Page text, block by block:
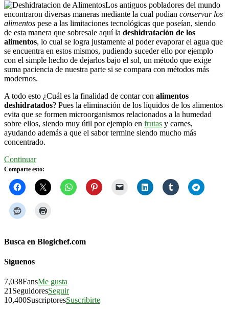
Los antiguos pobladores del mundo
encontraron diversas maneras mediante la cual podían conservar los
alimentos pese a las limitaciones tecnológicas que poseían, siendo
de esta manera que sobresale aquí la deshidratación de los
alimentos, lo cual se logra justamente al poder evaporar el agua que
se encuentra en estos mismos, pudiendo suceder ello por ejemplo
con el simple hecho de dejarlos bajo el sol, un método que exige
suma paciencia de nuestra parte si se compara con métodos más
modernos.
A todo esto ¿Cuál es la finalidad de contar con alimentos
deshidratados? Pues la eliminación de los líquidos de los alimentos
evita que se formen microorganismos relacionados a la humedad
sobre ellos, siendo muy útil por ejemplo en frutas y carnes,
ayudando además a que el sabor termine siendo mucho más
concentrado.
Continuar
Comparte esto:
Busca en Blogichef.com
Síguenos
7,038FansMe gusta
21 SeguidoresSeguir
10,400SuscriptoresSuscribirte